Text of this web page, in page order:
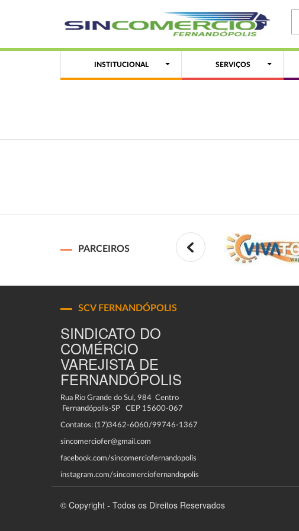
INSTITUCIONAL SERVIÇOS
PARCEIROS
SCV FERNANDÓPOLIS
SINDICATO DO
COMÉRCIO
VAREJISTA DE
FERNANDÓPOLIS
Rua Rio Grande do Sul, 984 Centro
Fernandópolis-SP CEP 15600-067
Contatos: (17)3462-6060/99746-1367
sincomerciofer@gmail.com
facebook.com/sincomerciofernandopolis
instagram.com/sincomerciofernandopolis
© Copyright - Todos os Direitos Reservados